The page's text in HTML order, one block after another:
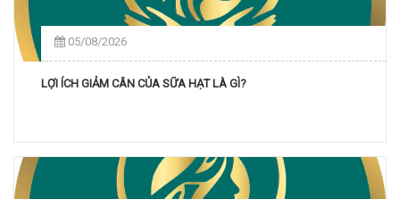
05/08/2026
LỢI ÍCH GIẢM CÂN CỦA SỮA HẠT LÀ GÌ?